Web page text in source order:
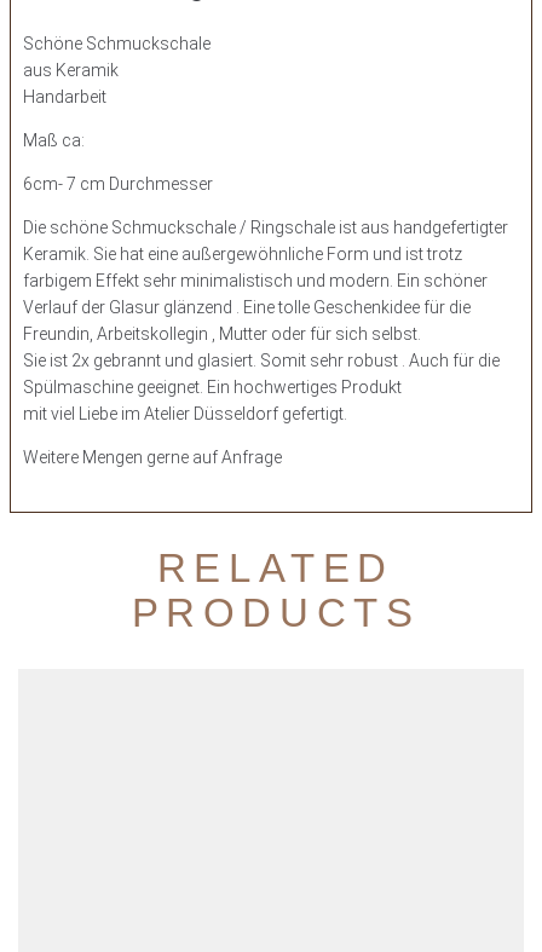
Schöne Schmuckschale
aus Keramik
Handarbeit
Maß ca:
6cm- 7 cm Durchmesser
Die schöne Schmuckschale / Ringschale ist aus handgefertigter
Keramik. Sie hat eine außergewöhnliche Form und ist trotz
farbigem Effekt sehr minimalistisch und modern. Ein schöner
Verlauf der Glasur glänzend . Eine tolle Geschenkidee für die
Freundin, Arbeitskollegin , Mutter oder für sich selbst.
Sie ist 2x gebrannt und glasiert. Somit sehr robust . Auch für die
Spülmaschine geeignet. Ein hochwertiges Produkt
mit viel Liebe im Atelier Düsseldorf gefertigt.
Weitere Mengen gerne auf Anfrage
RELATED
PRODUCTS